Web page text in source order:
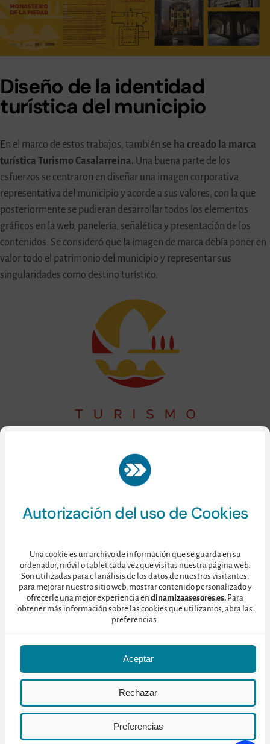
Autorización del uso de Cookies
Una cookie es un archivo de información que se guarda en su
ordenador, móvil o tablet cada vez que visitas nuestra página web.
Son utilizadas para el análisis de los datos de nuestros visitantes,
para mejorar nuestro sitio web, mostrar contenido personalizado y
ofrecerle una mejor experiencia en dinamizaasesores.es. Para
obtener más información sobre las cookies que utilizamos, abra las
preferencias.
Aceptar
Rechazar
Preferencias
Diseño de la identidad
turística del municipio
En el marco de estos trabajos, también se ha creado la marca
turística Turismo Casalarreina. Una buena parte de los
esfuerzos se centraron en diseñar una imagen corporativa
representativa del municipio y acorde a sus valores, con la que
posteriormente se pudieran desarrollar todos los elementos
gráficos en la web, panelería, señalética y presentación de los
contenidos. Se consideró que la imagen de marca debía poner en
valor todo el patrimonio del municipio y representar sus
singularidades como destino turístico.
Diseño y desarrollo de la
página web turística Turismo
Casalarreina
La nueva página web turística de Casalarreina, además de alojar
el contenido enlazado de los soportes interpretativos físicos,
cuenta con fichas completas de los recursos y las
correspondientes locuciones. Una visita rápida a la web nos
presenta la historia del municipio, su importancia histórica y
banco de imágenes e información turística general, etc.